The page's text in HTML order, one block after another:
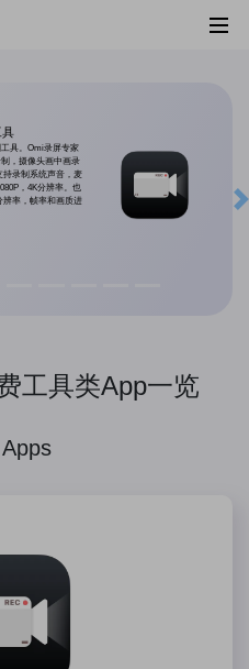
具
具。Omi录屏专家
，摄像头画中画录
持录制系统声音，麦
，4K分辨率。也
辨率，帧率和画质进
工具类App一览